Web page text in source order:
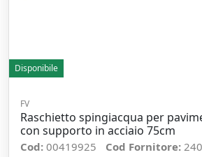
Disponibile
FV
Raschietto spingiacqua per
con supporto in acciaio 75cm
Cod: 00419925 Cod Fornitore: